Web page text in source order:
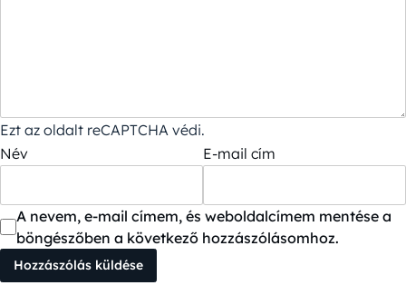
Ezt az oldalt reCAPTCHA védi.
Név
E-mail cím
A nevem, e-mail címem, és weboldalcímem mentése a
böngészőben a következő hozzászólásomhoz.